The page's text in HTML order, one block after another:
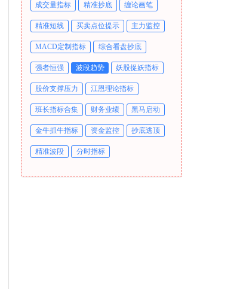
成交量指标 精准抄底 缠论画笔
精准短线 买卖点位提示 主力监控
MACD定制指标 综合看盘抄底
强者恒强 波段趋势 妖股捉妖指标
股价支撑压力 江恩理论指标
班长指标合集 财务业绩 黑马启动
金牛抓牛指标 资金监控 抄底逃顶
精准波段 分时指标